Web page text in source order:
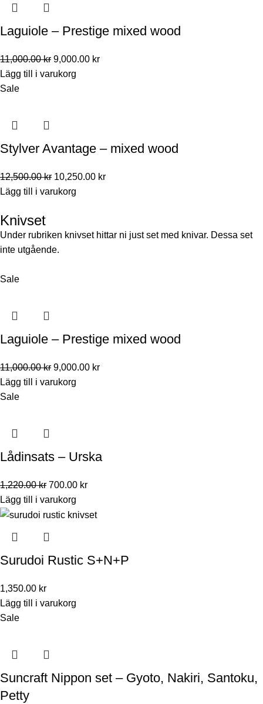
Laguiole – Prestige mixed wood
11,000.00kr 9,000.00 kr
Lägg till i varukorg
Sale
Stylver Avantage – mixed wood
12,500.00kr 10,250.00 kr
Lägg till i varukorg
Knivset
Under rubriken knivset hittar ni just set med knivar. Dessa set
inte utgående.
Sale
Laguiole – Prestige mixed wood
11,000.00kr 9,000.00 kr
Lägg till i varukorg
Sale
Lådinsats – Urska
1,220.00kr 700.00 kr
Lägg till i varukorg
Surudoi Rustic S+N+P
1,350.00 kr
Lägg till i varukorg
Sale
Suncraft Nippon set – Gyoto, Nakiri, Santoku,
Petty